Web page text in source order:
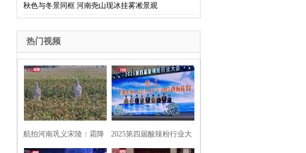
秋色与冬景同框 河南尧山现冰挂雾凇景观
热门视频
航拍河南巩义宋陵：霜降 2025第四届酸辣粉行业大